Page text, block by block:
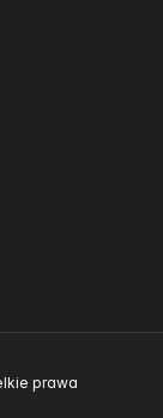
prawa